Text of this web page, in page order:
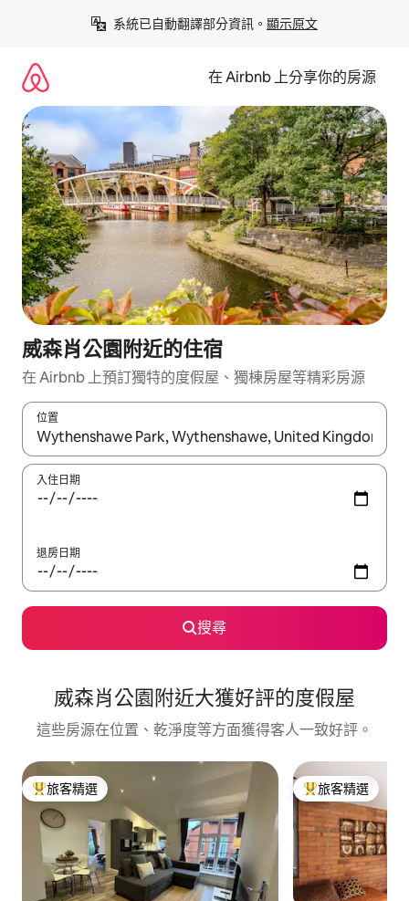
系統已自動翻譯部分資訊。 顯示原文
在 Airbnb 上分享你的房源
威森肖公園附近的住宿
在 Airbnb 上預訂獨特的度假屋、獨棟房屋等精彩房源
位置
如有搜尋結果，瀏覽內容時請使用上下箭頭，或輕點、滑動裝置。
入住日期
退房日期
搜尋
威森肖公園附近大獲好評的度假屋
這些房源在位置、乾淨度等方面獲得客人一致好評。
旅客精選榜首
旅客精選 旅客精選榜首
旅客精選